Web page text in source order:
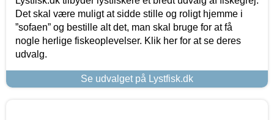
Det skal være muligt at sidde stille og roligt hjemme i
”sofaen” og bestille alt det, man skal bruge for at få
nogle herlige fiskeoplevelser. Klik her for at se deres
udvalg.
Se udvalget på Lystfisk.dk